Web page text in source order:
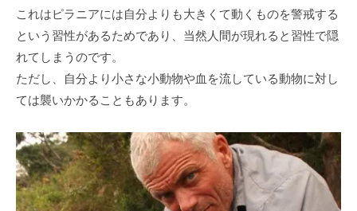
これはピラニアには⾃分よりも⼤きくて動くものを警戒する
という習性があるためであり、当然⼈間が現れると習性で隠
れてしまうのです。
ただし、⾃分より⼩さな⼩動物や⾎を流している動物に対し
ては襲いかかることもあります。